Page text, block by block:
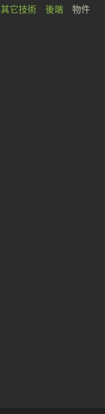
其它技術 後端
物件